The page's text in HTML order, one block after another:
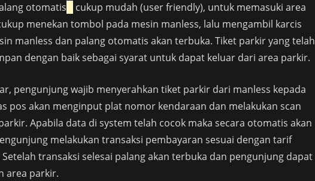
otomatis
cukup mudah (user friendly), untuk memasuki area
menekan tombol pada mesin manless, lalu mengambil karcis
manless dan palang otomatis akan terbuka. Tiket parkir yang telah
dengan baik sebagai syarat untuk dapat keluar dari area parkir.
pengunjung wajib menyerahkan tiket parkir dari manless kepada
pos akan menginput plat nomor kendaraan dan melakukan scan
Apabila data di system telah cocok maka secara otomatis akan
melakukan transaksi pembayaran sesuai dengan tarif
transaksi selesai palang akan terbuka dan pengunjung dapat
area parkir.